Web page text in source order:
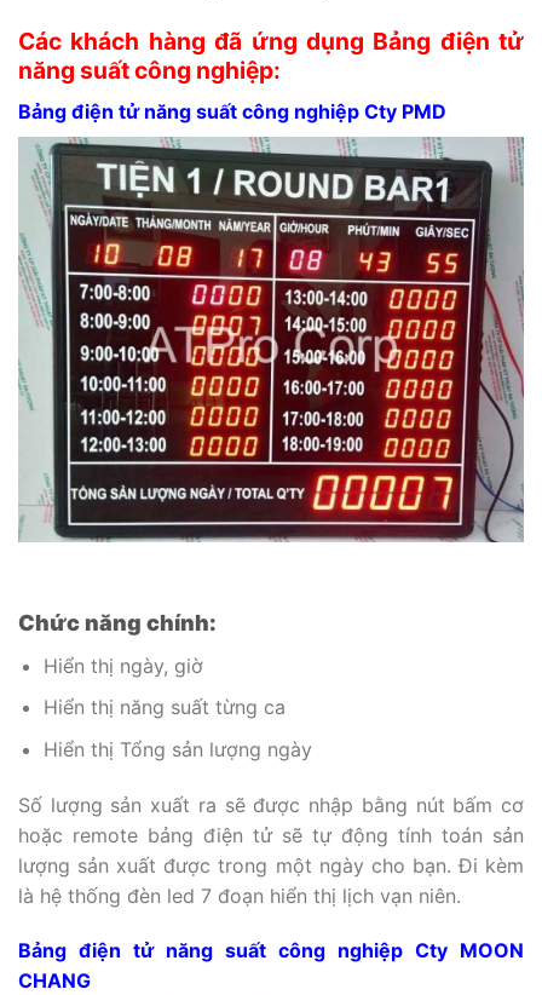
Các khách hàng đã ứng dụng Bảng điện tử
năng suất công nghiệp:
Bảng điện tử năng suất công nghiệp Cty PMD
Chức năng chính:
Hiển thị ngày, giờ
Hiển thị năng suất từng ca
Hiển thị Tổng sản lượng ngày
Số lượng sản xuất ra sẽ được nhập bằng nút bấm cơ
hoặc remote bảng điện tử sẽ tự động tính toán sản
lượng sản xuất được trong một ngày cho bạn. Đi kèm
là hệ thống đèn led 7 đoạn hiển thị lịch vạn niên.
Bảng điện tử năng suất công nghiệp Cty MOON
CHANG